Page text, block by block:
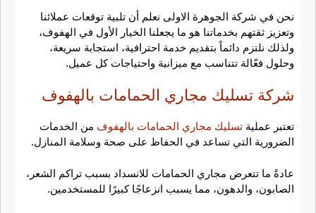
نحن في شركة الجوهرة الاولى نعلم أن تلبية توقعات عملائنا
وتعزيز ثقتهم بخدماتنا هو ما يجعلنا الخيار الأول في الهفوف،
ولذلك نلتزم دائماً بتقديم خدمة احترافية، استجابة سريعة،
وحلول فعّالة تتناسب مع ميزانية واحتياجات كل عميل.
شركة تسليك مجاري الحمامات بالهفوف
تعتبر عملية تسليك مجاري الحمامات بالهفوف من الخدمات
الضرورية التي تساعد في الحفاظ على صحة وسلامة المنازل.
عادةً ما تتعرض مجاري الحمامات للانسداد بسبب تراكم الشعر،
الصابون، والدهون، مما يسبب انزعاجًا كبيرًا للمستخدمين.